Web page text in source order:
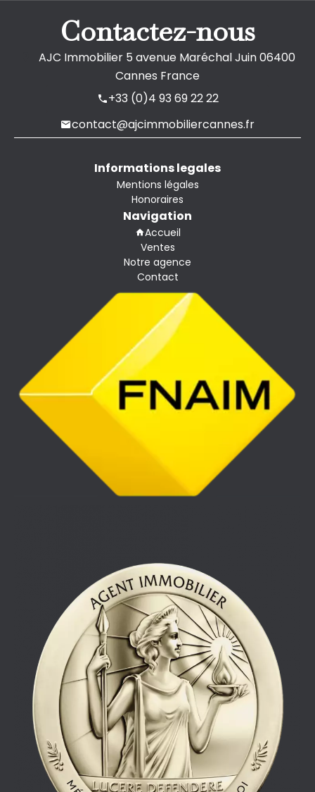
Contactez-nous
AJC Immobilier5 avenue Maréchal Juin06400
Cannes France
+33 (0)4 93 69 22 22
contact@ajcimmobiliercannes.fr
Informations legales
Mentions légales
Honoraires
Navigation
Accueil
Ventes
Notre agence
Contact